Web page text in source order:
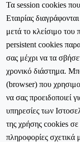
Τα session cookies που
Εταιρίας
μετά το κλείσιμο
persistent cookies
σας μέχρι να τα
χρονικό διάστημα.
(browser) που
να σας προειδοποιεί
υπηρεσίες των
της χρήσης cookies
πληροφορίες σχετικά